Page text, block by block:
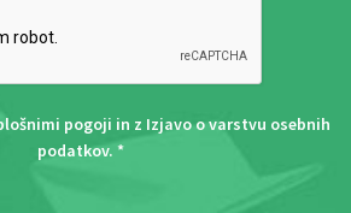
pogoji in z Izjavo o varstvu osebnih
podatkov. *